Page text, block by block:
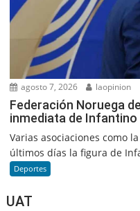
agosto 7, 2026 laopinion
Federación Noruega
inmediata de Infantino
Varias asociaciones como
últimos días la figura de
Deportes
UAT